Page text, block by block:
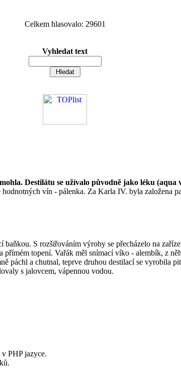
Celkem hlasovalo: 29601
Vyhledat text
Destilátu se užívalo původně jako léku
vín - pálenka. Za Karla IV. byla založena
S rozšiřováním výroby se přecházelo na
topení. Vařák měl snímací víko - alembík, z
páchl a chutnal, teprve druhou destilací se vyrobila
s jalovcem, vápennou vodou.
v PHP jazyce.